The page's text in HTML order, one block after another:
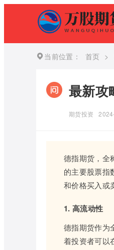
当前位置： 首页 >
最新攻
期货投资
德指期货，全
的主要股票指
和价格买入或
1. 高流动性
德指期货作为
着投资者可以